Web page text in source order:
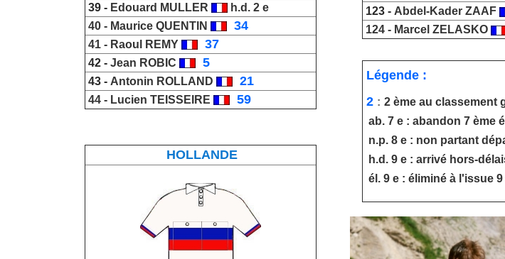
39 - Edouard MULLER
h.d. 2 e
40 - Maurice QUENTIN 34
41 - Raoul REMY 37
42 - Jean ROBIC 5
43 - Antonin ROLLAND 21
44 - Lucien TEISSEIRE 59
HOLLANDE
123 - Abdel-Kader ZAAF
124 - Marcel ZELASKO
Légende :
2 : 2 ème au classement
ab. 7 e : abandon 7 ème
n.p. 8 e : non partant
h.d. 9 e : arrivé hors-
él. 9 e : éliminé à l'issue